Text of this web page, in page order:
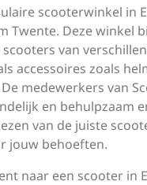
scooterwinkel in
Twente. Deze winkel
scooters van
accessoires zoals
medewerkers van
en behulpzaam
van de juiste
jouw behoeften.
naar een scooter in